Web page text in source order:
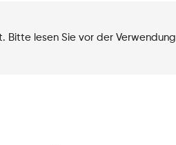
Bitte lesen Sie vor der Verwendung